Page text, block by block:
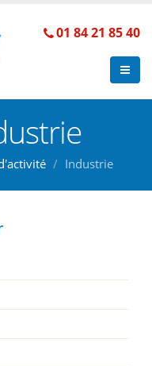
01 84 21 85 40
Industrie